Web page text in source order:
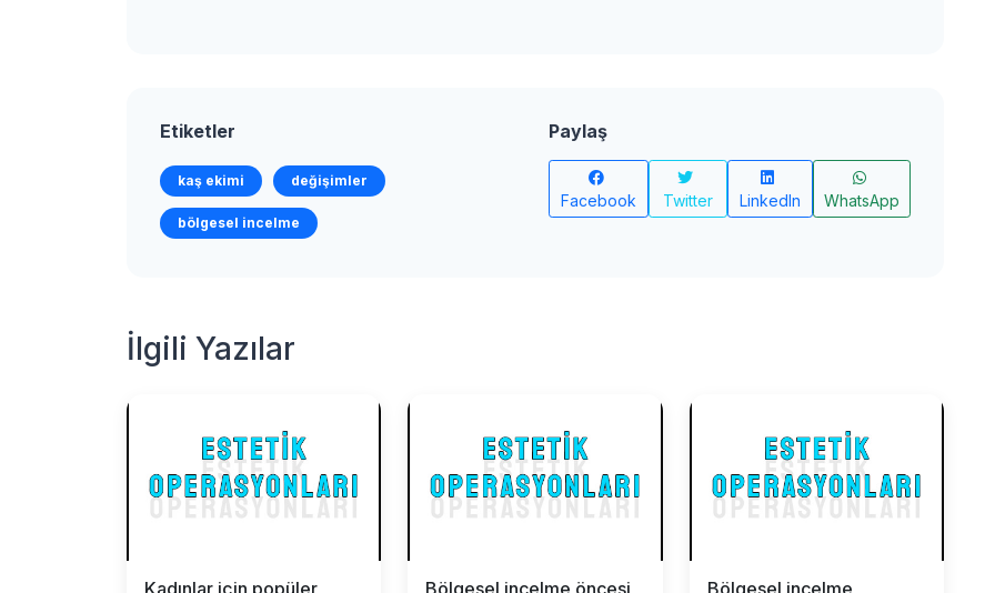
Etiketler
kaş ekimi değişimler
bölgesel incelme
Paylaş
Facebook Twitter LinkedIn WhatsApp
İlgili Yazılar
Kadınlar için popüler
Bölgesel incelme öncesi
Bölgesel incelme